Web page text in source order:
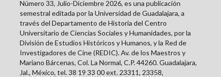
Número 33, Julio-Diciembre 2026, es una publicación
semestral editada por la Universidad de Guadalajara, a
través del Departamento de Historia del Centro
Universitario de Ciencias Sociales y Humanidades, por la
División de Estudios Históricos y Humanos, y la Red de
Investigadores de Cine (REDIC). Av. de los Maestros y
Mariano Bárcenas, Col. La Normal, C.P. 44260. Guadalajara,
Jal., México, tel. 38 19 33 00 ext. 23311, 23358,